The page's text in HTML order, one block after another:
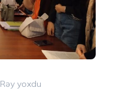
Rəy yoxdu